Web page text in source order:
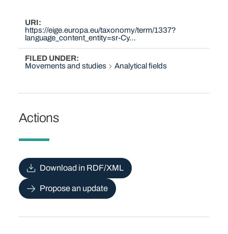
URI
https://eige.europa.eu/taxonomy/term/1337?
language_content_entity=sr-Cy…
FILED UNDER
Movements and studies
Analytical fields
Actions
Download in RDF/XML
Propose an update